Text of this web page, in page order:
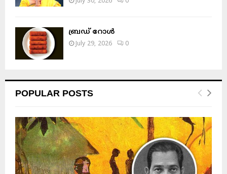
ബ്രഡ് റോൾ
July 29, 2026 0
POPULAR POSTS